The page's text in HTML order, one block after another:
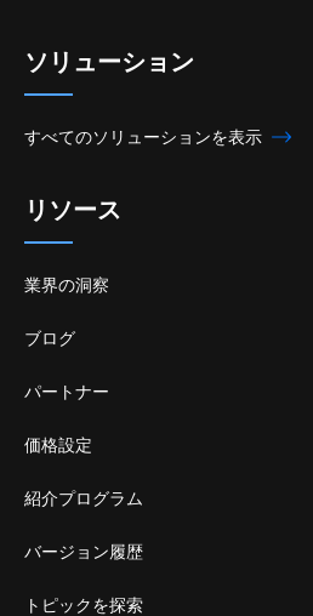
ソリューション
すべてのソリューションを表示
リソース
業界の洞察
ブログ
パートナー
価格設定
紹介プログラム
バージョン履歴
トピックを探索